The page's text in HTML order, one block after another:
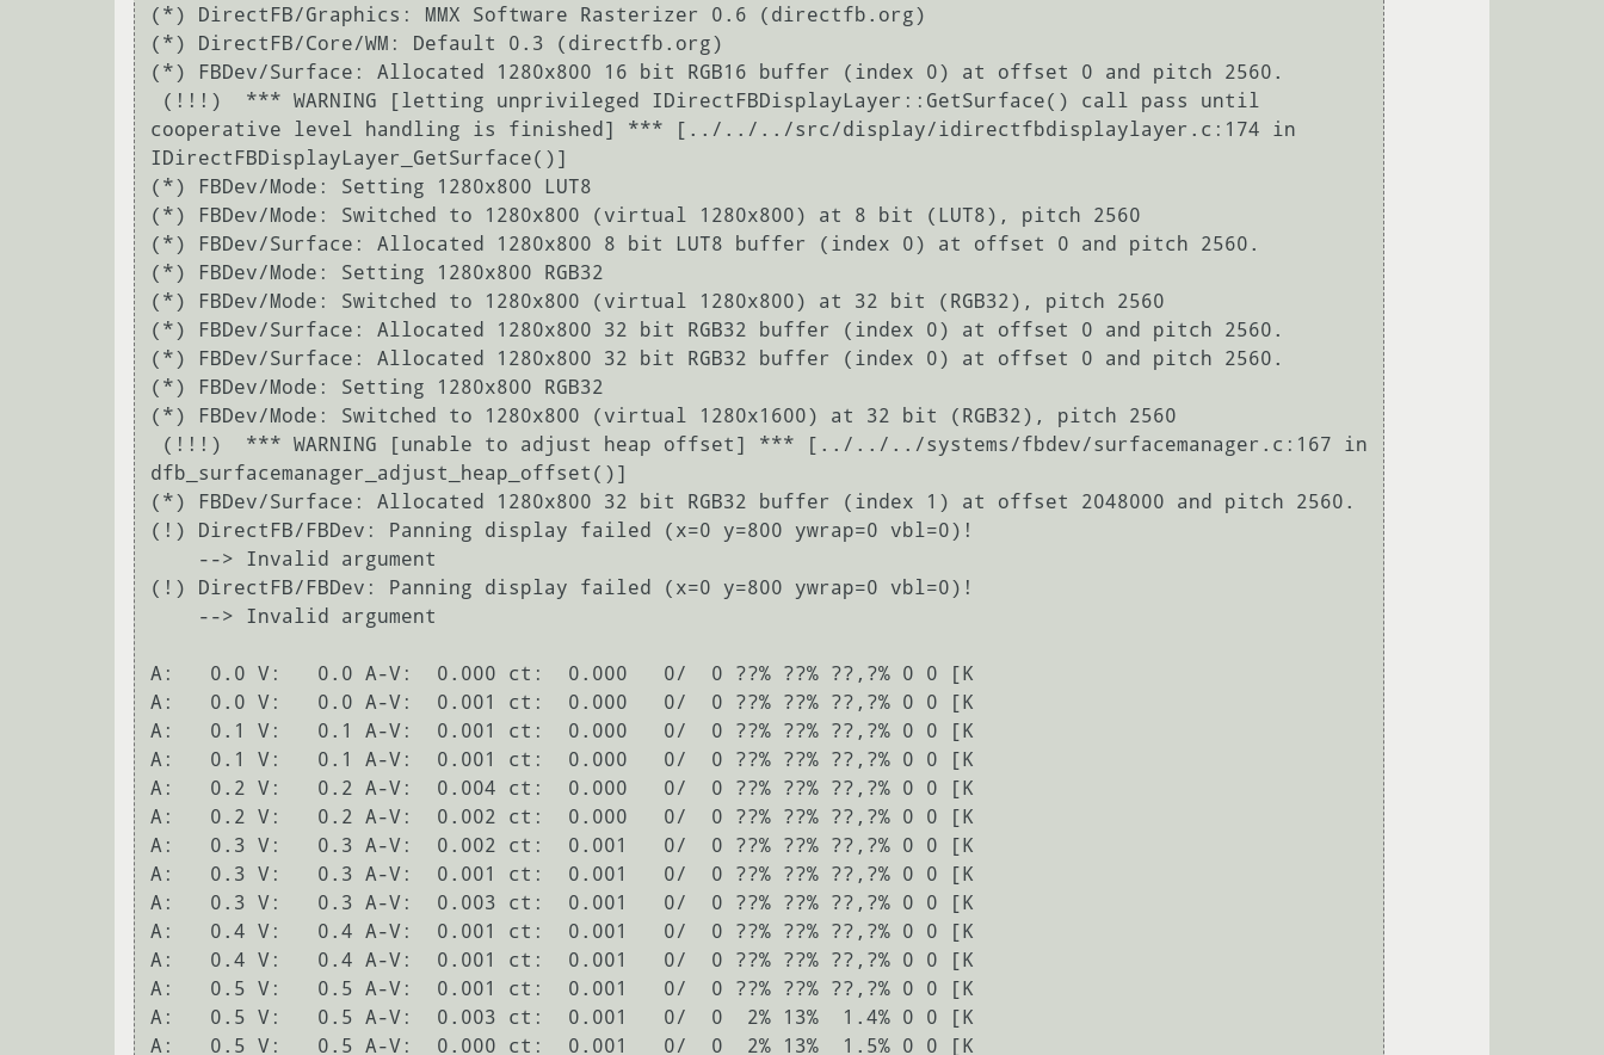
(*) DirectFB/Graphics: MMX Software Rasterizer 0.6 (directfb.org)
(*) DirectFB/Core/WM: Default 0.3 (directfb.org)
(*) FBDev/Surface: Allocated 1280x800 16 bit RGB16 buffer (index 0) at offset 0 and pitch 2560.
cooperative level handling is finished] *** [../../../src/display/idirectfbdisplaylayer.c:174 in
IDirectFBDisplayLayer_GetSurface()]
(*) FBDev/Mode: Setting 1280x800 LUT8
(*) FBDev/Mode: Switched to 1280x800 (virtual 1280x800) at 8 bit (LUT8), pitch 2560
(*) FBDev/Surface: Allocated 1280x800 8 bit LUT8 buffer (index 0) at offset 0 and pitch 2560.
(*) FBDev/Mode: Setting 1280x800 RGB32
(*) FBDev/Mode: Switched to 1280x800 (virtual 1280x800) at 32 bit (RGB32), pitch 2560
(*) FBDev/Surface: Allocated 1280x800 32 bit RGB32 buffer (index 0) at offset 0 and pitch 2560.
(*) FBDev/Surface: Allocated 1280x800 32 bit RGB32 buffer (index 0) at offset 0 and pitch 2560.
(*) FBDev/Mode: Setting 1280x800 RGB32
(*) FBDev/Mode: Switched to 1280x800 (virtual 1280x1600) at 32 bit (RGB32), pitch 2560
dfb_surfacemanager_adjust_heap_offset()]
(*) FBDev/Surface: Allocated 1280x800 32 bit RGB32 buffer (index 1) at offset 2048000 and pitch 2560.
(!) DirectFB/FBDev: Panning display failed (x=0 y=800 ywrap=0 vbl=0)!
(!) DirectFB/FBDev: Panning display failed (x=0 y=800 ywrap=0 vbl=0)!
A:   0.0 V:   0.0 A-V:  0.000 ct:  0.000   0/  0 ??% ??% ??,?% 0 0 [K
A:   0.0 V:   0.0 A-V:  0.001 ct:  0.000   0/  0 ??% ??% ??,?% 0 0 [K
A:   0.1 V:   0.1 A-V:  0.001 ct:  0.000   0/  0 ??% ??% ??,?% 0 0 [K
A:   0.1 V:   0.1 A-V:  0.001 ct:  0.000   0/  0 ??% ??% ??,?% 0 0 [K
A:   0.2 V:   0.2 A-V:  0.004 ct:  0.000   0/  0 ??% ??% ??,?% 0 0 [K
A:   0.2 V:   0.2 A-V:  0.002 ct:  0.000   0/  0 ??% ??% ??,?% 0 0 [K
A:   0.3 V:   0.3 A-V:  0.002 ct:  0.001   0/  0 ??% ??% ??,?% 0 0 [K
A:   0.3 V:   0.3 A-V:  0.001 ct:  0.001   0/  0 ??% ??% ??,?% 0 0 [K
A:   0.3 V:   0.3 A-V:  0.003 ct:  0.001   0/  0 ??% ??% ??,?% 0 0 [K
A:   0.4 V:   0.4 A-V:  0.001 ct:  0.001   0/  0 ??% ??% ??,?% 0 0 [K
A:   0.4 V:   0.4 A-V:  0.001 ct:  0.001   0/  0 ??% ??% ??,?% 0 0 [K
A:   0.5 V:   0.5 A-V:  0.001 ct:  0.001   0/  0 ??% ??% ??,?% 0 0 [K
A:   0.5 V:   0.5 A-V:  0.003 ct:  0.001   0/  0  2% 13%  1.4% 0 0 [K
A:   0.5 V:   0.5 A-V:  0.000 ct:  0.001   0/  0  2% 13%  1.5% 0 0 [K